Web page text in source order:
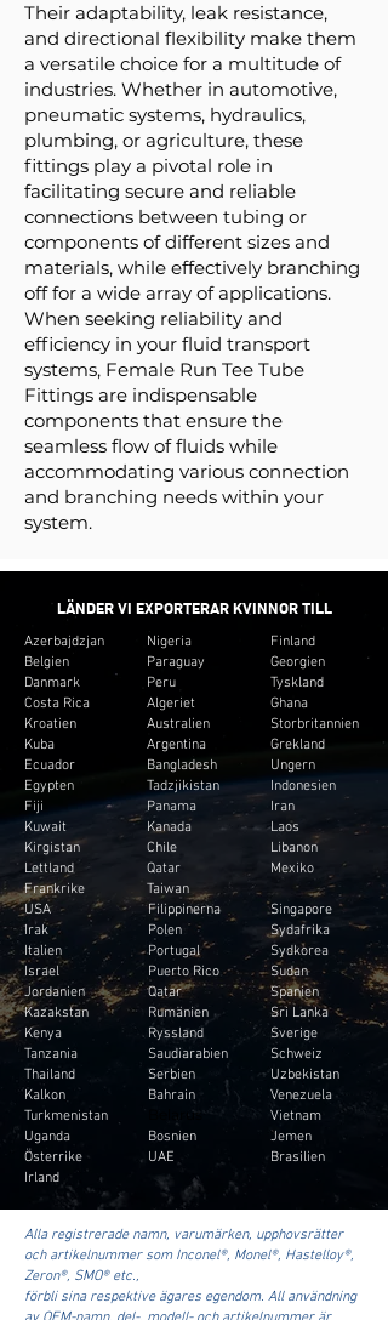
Their adaptability, leak resistance,
and directional flexibility make them
a versatile choice for a multitude of
industries. Whether in automotive,
pneumatic systems, hydraulics,
plumbing, or agriculture, these
fittings play a pivotal role in
facilitating secure and reliable
connections between tubing or
components of different sizes and
materials, while effectively branching
off for a wide array of applications.
When seeking reliability and
efficiency in your fluid transport
systems, Female Run Tee Tube
Fittings are indispensable
components that ensure the
seamless flow of fluids while
accommodating various connection
and branching needs within your
system.
LÄNDER VI EXPORTERAR KVINNOR TILL
Azerbajdzjan
Belgien
Danmark
Costa Rica
Kroatien
Kuba
Ecuador
Egypten
Fiji
Kuwait
Kirgistan
Lettland
Frankrike
USA
Irak
Italien
Israel
Jordanien
Kazakstan
Kenya
Tanzania
Thailand
Kalkon
Turkmenistan
Uganda
Österrike
Irland
Nigeria
Paraguay
Peru
Algeriet
Australien
Argentina
Bangladesh
Tadzjikistan
Panama
Kanada
Chile
Qatar
Taiwan
Filippinerna
Polen
Portugal
Puerto Rico
Qatar
Rumänien
Ryssland
Saudiarabien
Serbien
Bahrain
Belarus
Bosnien
UAE
Finland
Georgien
Tyskland
Ghana
Storbritannien
Grekland
Ungern
Indonesien
Iran
Laos
Libanon
Mexiko
Singapore
Sydafrika
Sydkorea
Sudan
Spanien
Sri Lanka
Sverige
Schweiz
Uzbekistan
Venezuela
Vietnam
Jemen
Brasilien
Alla registrerade namn, varumärken, upphovsrätter
och artikelnummer som Inconel®, Monel®, Hastelloy®,
Zeron®, SMO® etc.,
förbli sina respektive ägares egendom. All användning
av OEM-namn, del-, modell- och artikelnummer är